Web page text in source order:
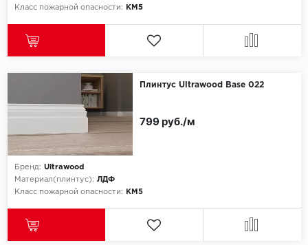
SPC Promo
TANTO
Класс пожарной опасности:
КМ5
Плинтус Ultrawood Base 022
Бренд: Ultrawood
Материал(плинтус): ЛДФ
Класс пожарной опасности:
КМ5
799 руб./м